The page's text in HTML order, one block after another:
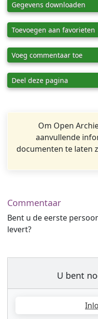
Gegevens downloaden
Toevoegen aan favorieten
Voeg commentaar toe
Deel deze pagina
Om Open
aanvullende
documenten te laten
Commentaar
Bent u de eerste
levert?
U bent